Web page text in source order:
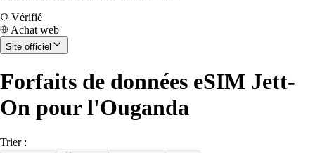
Vérifié
Achat web
Site officiel
Forfaits de données eSIM Jett-
On pour l'Ouganda
Trier :